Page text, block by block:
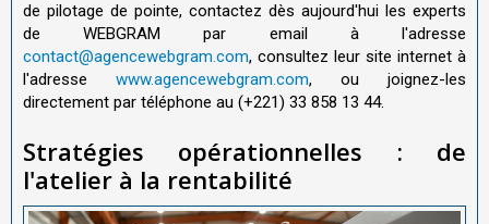
de pilotage de pointe, contactez dès aujourd'hui les experts
de WEBGRAM par email à l'adresse
contact@agencewebgram.com, consultez leur site internet à
l'adresse www.agencewebgram.com, ou joignez-les
directement par téléphone au (+221) 33 858 13 44.
Stratégies opérationnelles : de
l'atelier à la rentabilité